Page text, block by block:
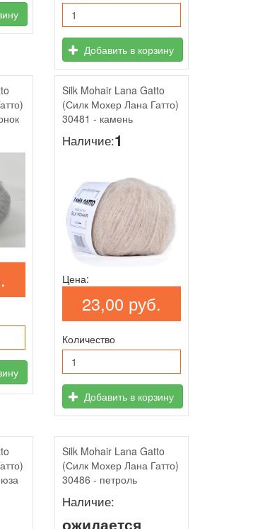
Добавить в корзину
Silk Mohair Lana Gatto
(Силк Мохер Лана Гатто)
30481 - камень
Наличие:1
Цена:
23,00 руб.
Количество
Добавить в корзину
Silk Mohair Lana Gatto
(Силк Мохер Лана Гатто)
30486 - петроль
Наличие:
ожидается